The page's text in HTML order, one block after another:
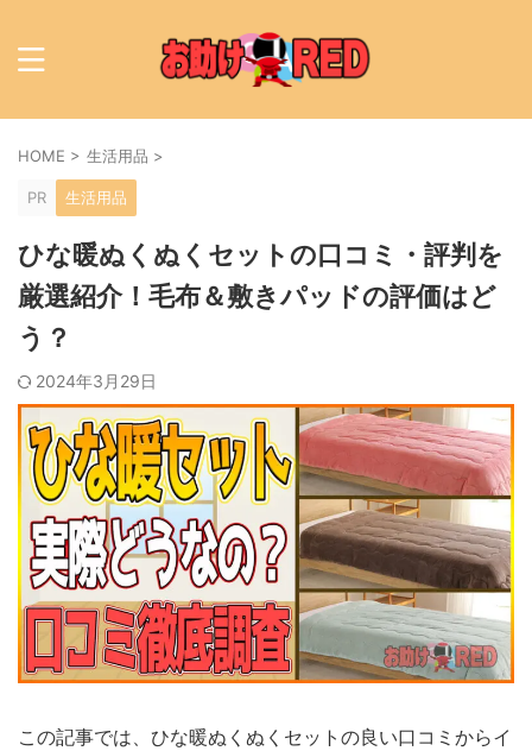
HOME > 生活用品 >
PR 生活用品
ひな暖ぬくぬくセットの口コミ・評判を
厳選紹介！毛布＆敷きパッドの評価はど
う？
2024年3月29日
この記事では、ひな暖ぬくぬくセットの良い口コミからイ